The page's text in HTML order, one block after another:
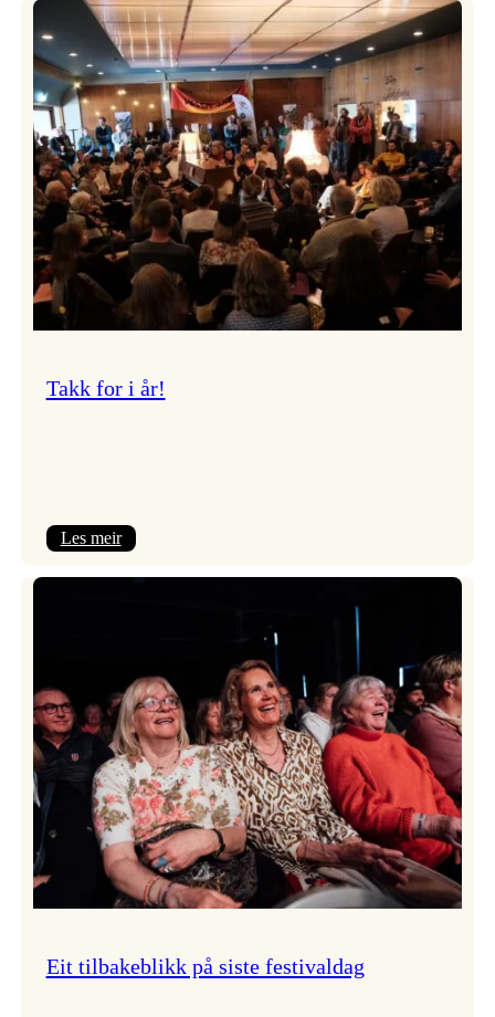
frå
Vossa
Jazz
om
endringar
i
administrasjonen
Takk for i år!
Les meir:
Eit tilbakeblikk på siste festivaldag